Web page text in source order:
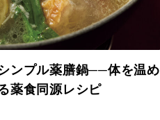
ンプル薬膳鍋──体を温め
薬食同源レシピ